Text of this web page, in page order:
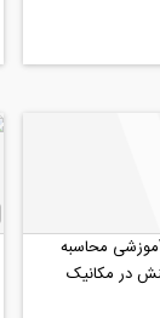
محاسبه
در مکانیک